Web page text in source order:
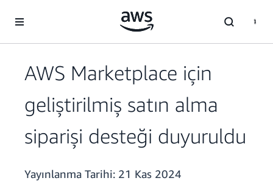
AWS Marketplace için
geliştirilmiş satın alma
siparişi desteği duyuruldu
Yayınlanma Tarihi: 21 Kas 2024